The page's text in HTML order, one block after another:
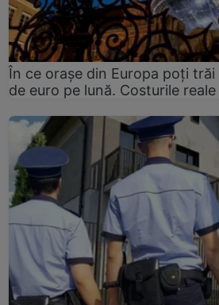
În ce orașe din Europa poți
de euro pe lună. Costurile reale